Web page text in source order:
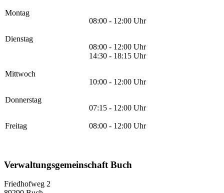
Montag
08:00 - 12:00 Uhr
Dienstag
08:00 - 12:00 Uhr
14:30 - 18:15 Uhr
Mittwoch
10:00 - 12:00 Uhr
Donnerstag
07:15 - 12:00 Uhr
Freitag 08:00 - 12:00 Uhr
Verwaltungsgemeinschaft Buch
Friedhofweg 2